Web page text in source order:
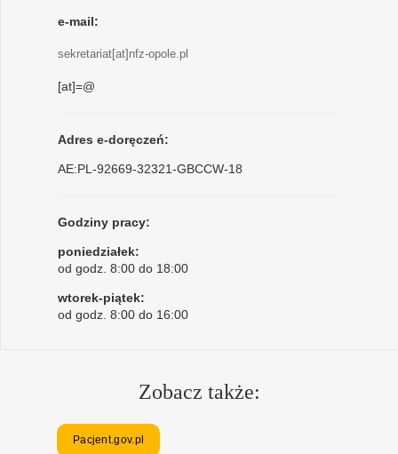
e-mail:
sekretariat[at]nfz-opole.pl
[at]=@
Adres e-doręczeń:
AE:PL-92669-32321-GBCCW-18
Godziny pracy:
poniedziałek:
od godz. 8:00 do 18:00
wtorek-piątek:
od godz. 8:00 do 16:00
Zobacz także:
Pacjent.gov.pl